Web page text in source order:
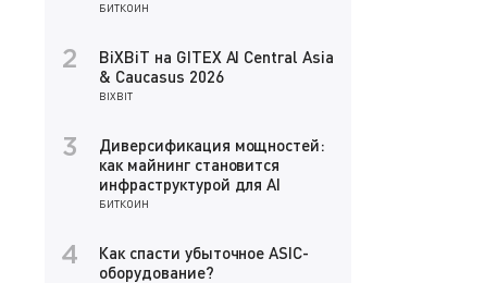
БИТКОИН
2
BiXBiT на GITEX AI Central Asia
& Caucasus 2026
BIXBIT
3
Диверсификация мощностей:
как майнинг становится
инфраструктурой для AI
БИТКОИН
4
Как спасти убыточное ASIC-
оборудование?